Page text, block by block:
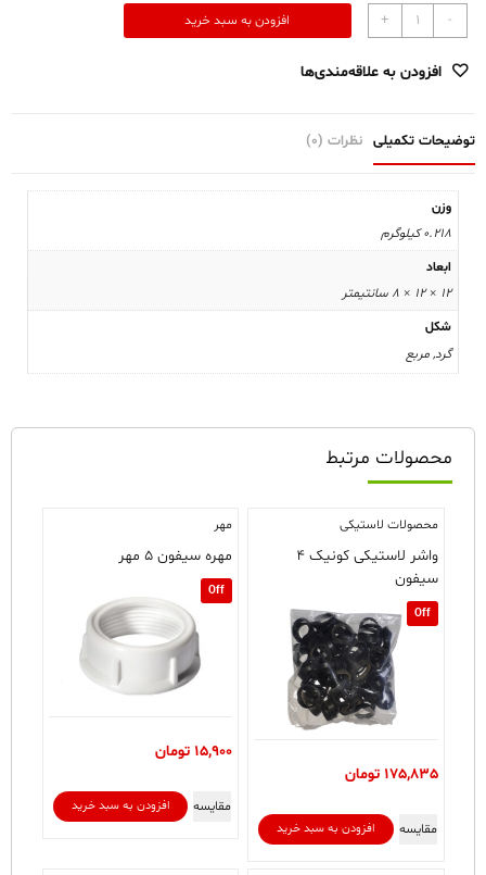
-
زیرآب
فانتزی
مهر
+ افزودن به سبد خرید
افزودن به علاقه‌مندی‌ها
توضیحات تکمیلی نظرات (0)
وزن
0.218 کیلوگرم
ابعاد
12 × 12 × 8 سانتیمتر
شکل
گرد, مربع
محصولات مرتبط
محصولات لاستیکی
واشر لاستیکی کونیک ۴
سیفون
Off
175,835 تومان
افزودن به سبد خرید مقایسه
مهر
مهره سیفون ۵ مهر
Off
15,900 تومان
افزودن به سبد خرید مقایسه